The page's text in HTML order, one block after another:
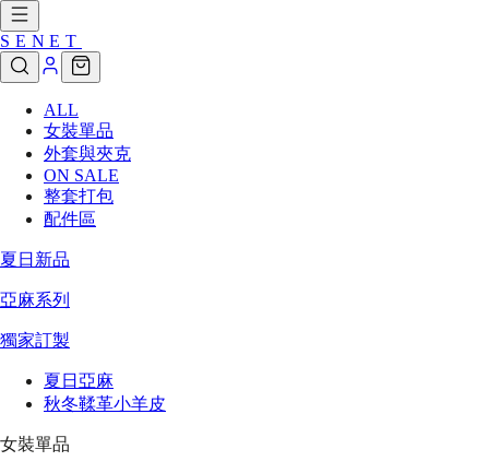
SENET
ALL
女裝單品
外套與夾克
ON SALE
整套打包
配件區
夏日新品
亞麻系列
獨家訂製
夏日亞麻
秋冬鞣革小羊皮
女裝單品